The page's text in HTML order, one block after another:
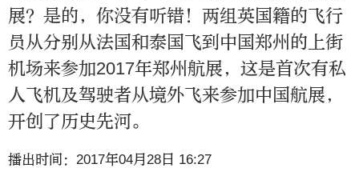
展？是的，你没有听错！两组英国籍的飞行
员从分别从法国和泰国飞到中国郑州的上街
机场来参加2017年郑州航展，这是首次有私
人飞机及驾驶者从境外飞来参加中国航展，
开创了历史先河。
播出时间：2017年04月28日 16:27